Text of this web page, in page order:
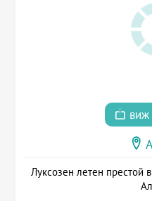
виж
Луксозен летен престой